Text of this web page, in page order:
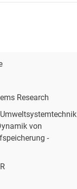
Research
von
-